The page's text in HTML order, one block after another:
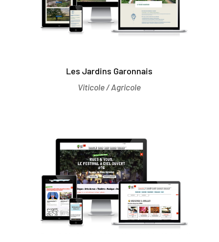
Les Jardins Garonnais
Viticole / Agricole